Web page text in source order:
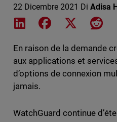
22 Dicembre 2021 Di Adisa
Share on LinkedIn
Share on Facebook
Share on X
En raison de la demande
aux applications et
d’options de connexion
jamais.
WatchGuard continue